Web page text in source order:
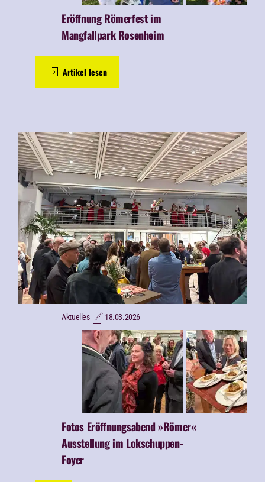
Eröffnung Römerfest im
Mangfallpark Rosenheim
Artikel lesen
Aktuelles 18.03.2026
Fotos Eröffnungsabend »Römer«
Ausstellung im Lokschuppen-
Foyer